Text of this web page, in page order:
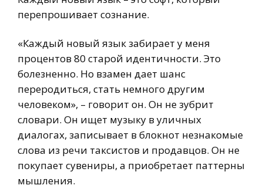
перепрошивает сознание.
«Каждый новый язык забирает у меня
процентов 80 старой идентичности. Это
болезненно. Но взамен дает шанс
переродиться, стать немного другим
человеком», – говорит он. Он не зубрит
словари. Он ищет музыку в уличных
диалогах, записывает в блокнот незнакомые
слова из речи таксистов и продавцов. Он не
покупает сувениры, а приобретает паттерны
мышления.